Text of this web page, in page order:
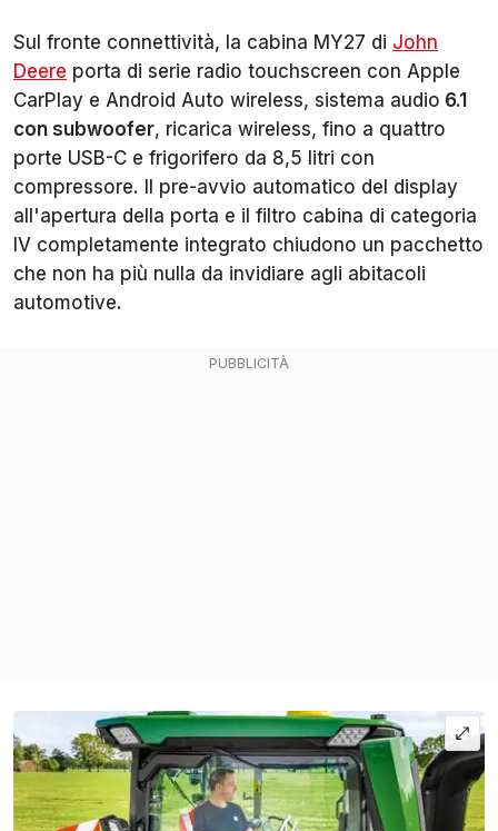
Sul fronte connettività, la cabina MY27 di John
Deere porta di serie radio touchscreen con Apple
CarPlay e Android Auto wireless, sistema audio 6.1
con subwoofer, ricarica wireless, fino a quattro
porte USB-C e frigorifero da 8,5 litri con
compressore. Il pre-avvio automatico del display
all'apertura della porta e il filtro cabina di categoria
IV completamente integrato chiudono un pacchetto
che non ha più nulla da invidiare agli abitacoli
automotive.